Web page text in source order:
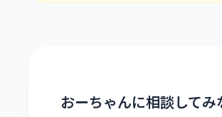
おーちゃんに相談してみ